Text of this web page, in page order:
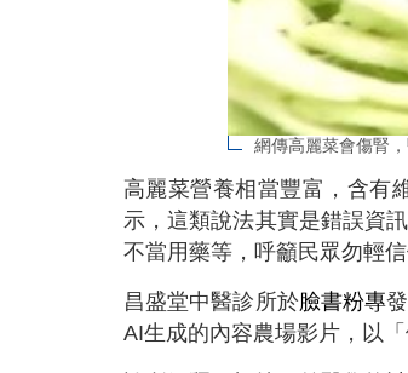
網傳高麗菜會傷腎
高麗菜營養相當豐富，含有
示，這類說法其實是錯誤資
不當用藥等，呼籲民眾勿輕信
昌盛堂中醫診所於臉書粉專
AI生成的內容農場影片，以